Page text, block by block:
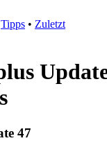
Tipps • Zuletzt
47